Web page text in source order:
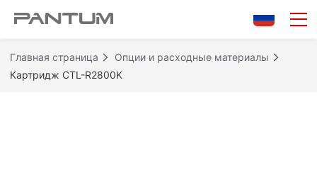
Главная страница
Опции и расходные материалы
Картридж CTL-R2800K